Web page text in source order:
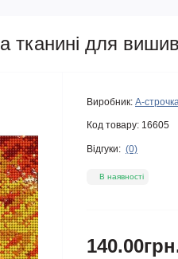
для
Виробник: А-
Код товару: 16605
Відгуки: (0)
В наявності